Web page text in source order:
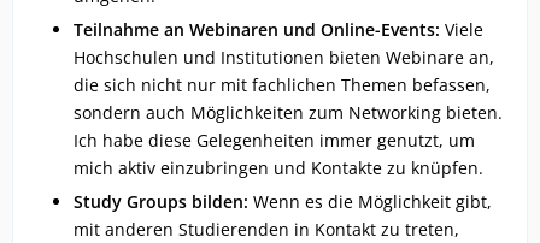
Teilnahme an Webinaren und Online-Events: Viele
Hochschulen und Institutionen bieten Webinare an,
die sich nicht nur mit fachlichen Themen befassen,
sondern auch Möglichkeiten zum Networking bieten.
Ich habe diese Gelegenheiten immer genutzt, um
mich aktiv einzubringen und Kontakte zu knüpfen.
Study Groups bilden: Wenn es die Möglichkeit gibt,
mit anderen Studierenden in Kontakt zu treten,